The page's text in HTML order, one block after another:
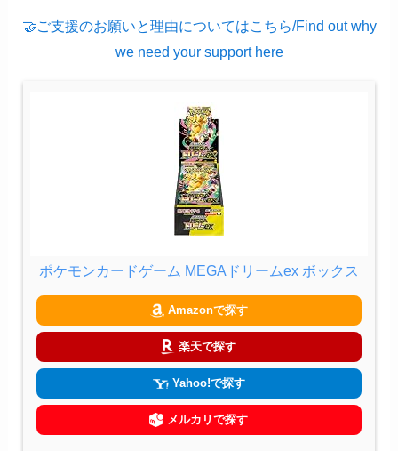
🤝ご支援のお願いと理由についてはこちら/Find out why
we need your support here
ポケモンカードゲーム MEGAドリームex ボックス
Amazonで探す
楽天で探す
Yahoo!で探す
メルカリで探す